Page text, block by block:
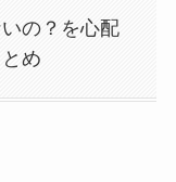
の？を心配
め